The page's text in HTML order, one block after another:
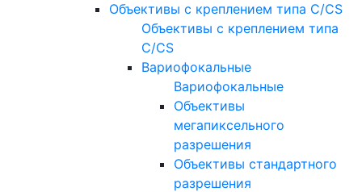
Объективы с креплением типа C/CS
Объективы с креплением типа
C/CS
Вариофокальные
Вариофокальные
Объективы
мегапиксельного
разрешения
Объективы стандартного
разрешения